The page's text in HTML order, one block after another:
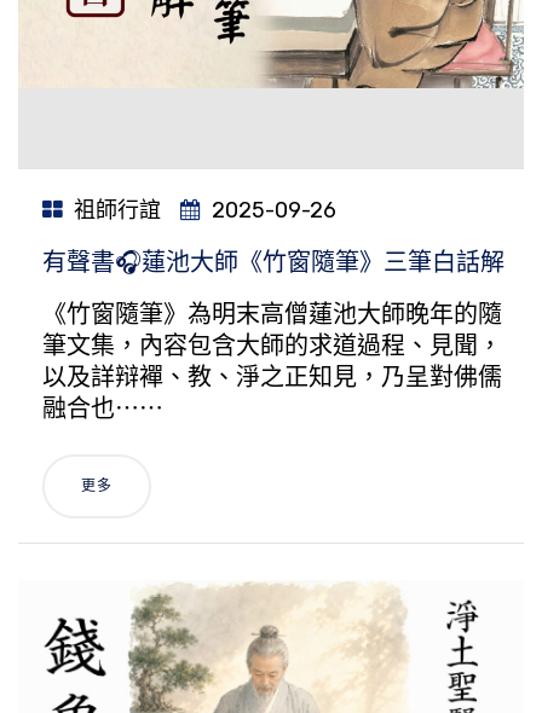
祖師行誼 2025-09-26
有聲書🎧蓮池大師《竹窗隨筆》三筆白話解
《竹窗隨筆》為明末高僧蓮池大師晚年的隨
筆文集，內容包含大師的求道過程、見聞，
以及詳辩襌、教、淨之正知見，乃呈對佛儒
融合也⋯⋯
更多